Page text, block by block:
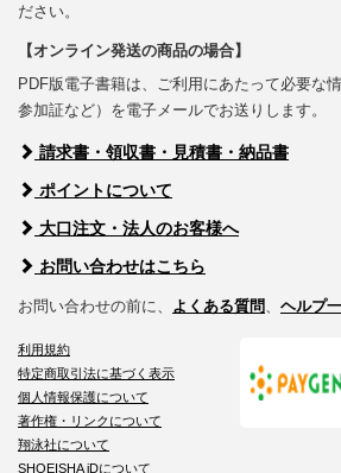
ださい。
【オンライン発送の商品の場合】
PDF版電子書籍は、ご利用にあたって必要な
参加証など）を電子メールでお送りします。
請求書・領収書・見積書・納品書
ポイントについて
大口注文・法人のお客様へ
お問い合わせはこちら
お問い合わせの前に、 よくある質問 ヘルプ
利用規約
特定商取引法に基づく表示
個人情報保護について
著作権・リンクについて
翔泳社について
SHOEISHA iDについて